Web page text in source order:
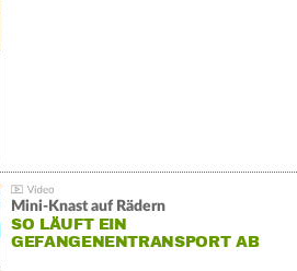
Mini-Knast auf Rädern
SO LÄUFT EIN
GEFANGENENTRANSPORT AB